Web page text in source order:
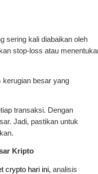
sering kali diabaikan oleh
stop-loss atau
kerugian besar yang
transaksi. Dengan
Jadi, pastikan untuk
Kripto
crypto hari ini, analisis